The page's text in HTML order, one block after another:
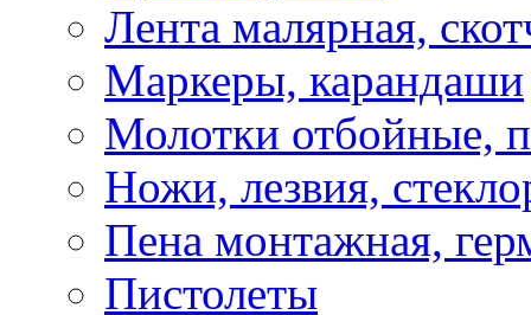
Лента малярная,
Маркеры, карандаши
Молотки отбойные,
Ножи, лезвия,
Пена монтажная,
Пистолеты